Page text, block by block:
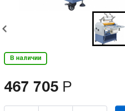
В наличии
467 705 Р